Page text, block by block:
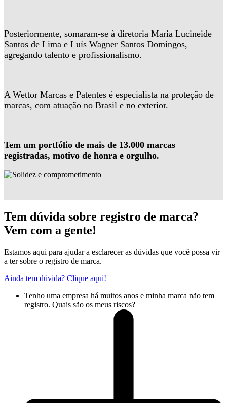
Posteriormente, somaram-se à diretoria Maria Lucineide
Santos de Lima e Luís Wagner Santos Domingos,
agregando talento e profissionalismo.
A Wettor Marcas e Patentes é especialista na proteção de
marcas, com atuação no Brasil e no exterior.
Tem um portfólio de mais de 13.000 marcas
registradas, motivo de honra e orgulho.
Tem dúvida sobre registro de marca?
Vem com a gente!
Estamos aqui para ajudar a esclarecer as dúvidas que você possa vir
a ter sobre o registro de marca.
Ainda tem dúvida? Clique aqui!
Tenho uma empresa há muitos anos e minha marca não tem
registro. Quais são os meus riscos?